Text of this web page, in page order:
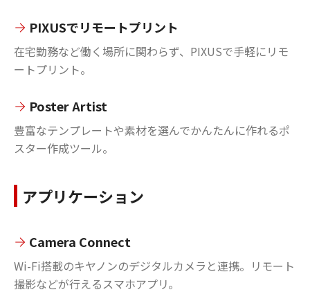
PIXUSでリモートプリント
在宅勤務など働く場所に関わらず、PIXUSで手軽にリモ
ートプリント。
Poster Artist
豊富なテンプレートや素材を選んでかんたんに作れるポ
スター作成ツール。
アプリケーション
Camera Connect
Wi-Fi搭載のキヤノンのデジタルカメラと連携。リモート
撮影などが行えるスマホアプリ。